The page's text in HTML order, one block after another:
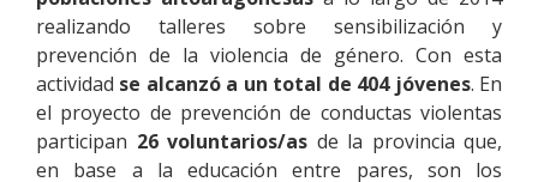
realizando talleres sobre sensibilización y
prevención de la violencia de género. Con esta
actividad se alcanzó a un total de 404 jóvenes. En
el proyecto de prevención de conductas violentas
participan 26 voluntarios/as de la provincia que,
en base a la educación entre pares, son los